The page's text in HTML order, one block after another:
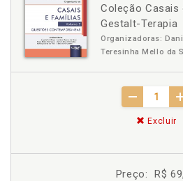
Coleção Casais
Gestalt-Terapia
Organizadoras:
Teresinha Mello da
Excluir
Preço: R$